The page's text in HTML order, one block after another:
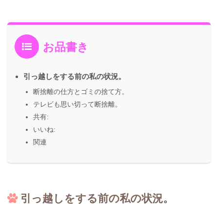
お品書き
引っ越しをする前の私の状況。
断捨離の仕方とゴミの捨て方。
テレビも思い切って断捨離。
共有:
いいね:
関連
引っ越しをする前の私の状況。